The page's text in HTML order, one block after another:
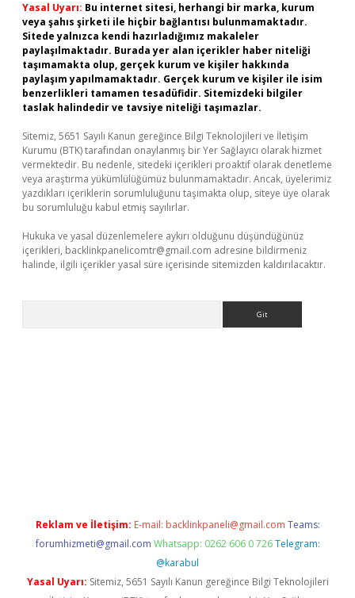
Yasal Uyarı: Bu internet sitesi, herhangi bir marka, kurum
veya şahıs şirketi ile hiçbir bağlantısı bulunmamaktadır.
Sitede yalnızca kendi hazırladığımız makaleler
paylaşılmaktadır. Burada yer alan içerikler haber niteliği
taşımamakta olup, gerçek kurum ve kişiler hakkında
paylaşım yapılmamaktadır. Gerçek kurum ve kişiler ile isim
benzerlikleri tamamen tesadüfidir. Sitemizdeki bilgiler
taslak halindedir ve tavsiye niteliği taşımazlar.
Sitemiz, 5651 Sayılı Kanun gereğince Bilgi Teknolojileri ve İletişim
Kurumu (BTK) tarafından onaylanmış bir Yer Sağlayıcı olarak hizmet
vermektedir. Bu nedenle, sitedeki içerikleri proaktif olarak denetleme
veya araştırma yükümlülüğümüz bulunmamaktadır. Ancak, üyelerimiz
yazdıkları içeriklerin sorumluluğunu taşımakta olup, siteye üye olarak
bu sorumluluğu kabul etmiş sayılırlar.
Hukuka ve yasal düzenlemelere aykırı olduğunu düşündüğünüz
içerikleri, backlinkpanelicomtr@gmail.com adresine bildirmeniz
halinde, ilgili içerikler yasal süre içerisinde sitemizden kaldırılacaktır.
Reklam ve İletişim: E-mail: backlinkpaneli@gmail.com Teams:
forumhizmeti@gmail.com Whatsapp: 0262 606 0 726 Telegram:
@karabul
Yasal Uyarı: Sitemiz, 5651 Sayılı Kanun gereğince Bilgi Teknolojileri